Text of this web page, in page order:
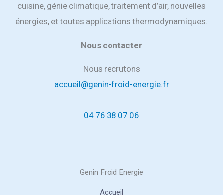
cuisine, génie climatique, traitement d’air, nouvelles
énergies, et toutes applications thermodynamiques.
Nous contacter
Nous recrutons
accueil@genin-froid-energie.fr
04 76 38 07 06
Genin Froid Energie
Accueil